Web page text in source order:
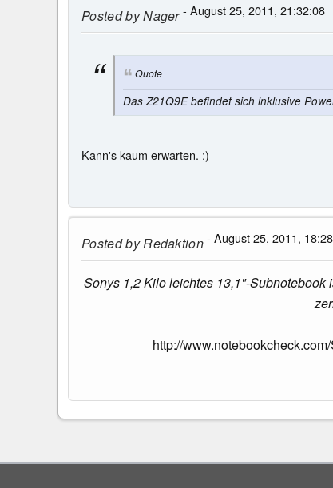
Posted byNager- August 25, 2011, 21:32:08
Quote
Das Z21Q9E befindet sich inklusive
Kann's kaum erwarten. :)
Posted byRedaktion- August 25, 2011,
Sonys 1,2 Kilo leichtes 13,1"-
http://